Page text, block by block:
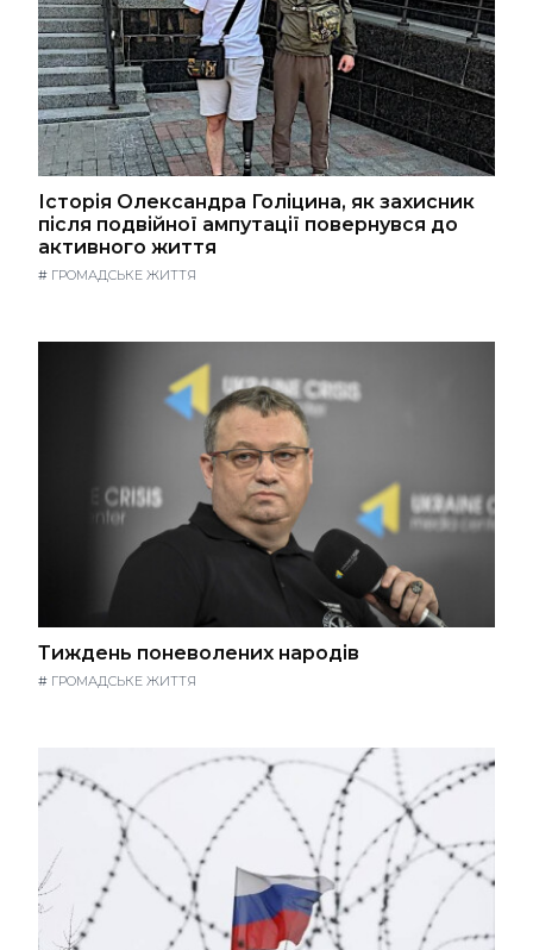
Історія Олександра Голіцина, як захисник
після подвійної ампутації повернувся до
активного життя
# ГРОМАДСЬКЕ ЖИТТЯ
Тиждень поневолених народів
# ГРОМАДСЬКЕ ЖИТТЯ